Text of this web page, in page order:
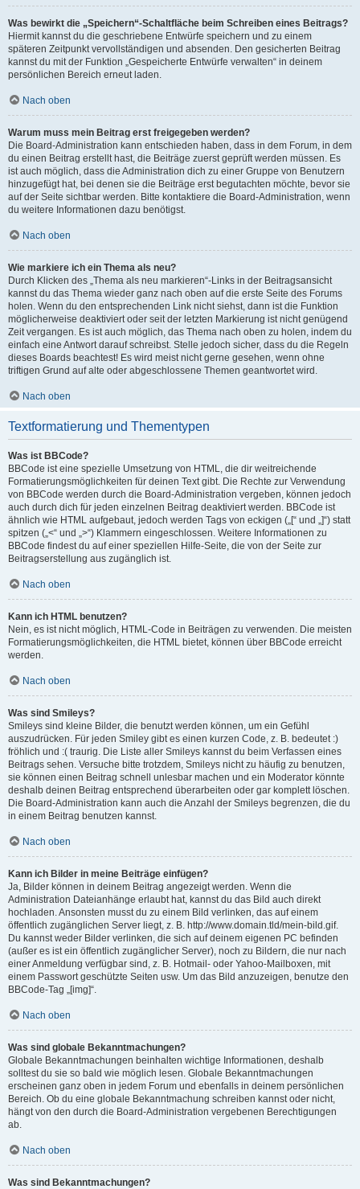
Was bewirkt die „Speichern“-Schaltfläche beim Schreiben eines Beitrags?
Hiermit kannst du die geschriebene Entwürfe speichern und zu einem
späteren Zeitpunkt vervollständigen und absenden. Den gesicherten Beitrag
kannst du mit der Funktion „Gespeicherte Entwürfe verwalten“ in deinem
persönlichen Bereich erneut laden.
Nach oben
Warum muss mein Beitrag erst freigegeben werden?
Die Board-Administration kann entschieden haben, dass in dem Forum, in dem
du einen Beitrag erstellt hast, die Beiträge zuerst geprüft werden müssen. Es
ist auch möglich, dass die Administration dich zu einer Gruppe von Benutzern
hinzugefügt hat, bei denen sie die Beiträge erst begutachten möchte, bevor sie
auf der Seite sichtbar werden. Bitte kontaktiere die Board-Administration, wenn
du weitere Informationen dazu benötigst.
Nach oben
Wie markiere ich ein Thema als neu?
Durch Klicken des „Thema als neu markieren“-Links in der Beitragsansicht
kannst du das Thema wieder ganz nach oben auf die erste Seite des Forums
holen. Wenn du den entsprechenden Link nicht siehst, dann ist die Funktion
möglicherweise deaktiviert oder seit der letzten Markierung ist nicht genügend
Zeit vergangen. Es ist auch möglich, das Thema nach oben zu holen, indem du
einfach eine Antwort darauf schreibst. Stelle jedoch sicher, dass du die Regeln
dieses Boards beachtest! Es wird meist nicht gerne gesehen, wenn ohne
triftigen Grund auf alte oder abgeschlossene Themen geantwortet wird.
Nach oben
Textformatierung und Thementypen
Was ist BBCode?
BBCode ist eine spezielle Umsetzung von HTML, die dir weitreichende
Formatierungsmöglichkeiten für deinen Text gibt. Die Rechte zur Verwendung
von BBCode werden durch die Board-Administration vergeben, können jedoch
auch durch dich für jeden einzelnen Beitrag deaktiviert werden. BBCode ist
ähnlich wie HTML aufgebaut, jedoch werden Tags von eckigen („[“ und „]“) statt
spitzen („<“ und „>“) Klammern eingeschlossen. Weitere Informationen zu
BBCode findest du auf einer speziellen Hilfe-Seite, die von der Seite zur
Beitragserstellung aus zugänglich ist.
Nach oben
Kann ich HTML benutzen?
Nein, es ist nicht möglich, HTML-Code in Beiträgen zu verwenden. Die meisten
Formatierungsmöglichkeiten, die HTML bietet, können über BBCode erreicht
werden.
Nach oben
Was sind Smileys?
Smileys sind kleine Bilder, die benutzt werden können, um ein Gefühl
auszudrücken. Für jeden Smiley gibt es einen kurzen Code, z. B. bedeutet :)
fröhlich und :( traurig. Die Liste aller Smileys kannst du beim Verfassen eines
Beitrags sehen. Versuche bitte trotzdem, Smileys nicht zu häufig zu benutzen,
sie können einen Beitrag schnell unlesbar machen und ein Moderator könnte
deshalb deinen Beitrag entsprechend überarbeiten oder gar komplett löschen.
Die Board-Administration kann auch die Anzahl der Smileys begrenzen, die du
in einem Beitrag benutzen kannst.
Nach oben
Kann ich Bilder in meine Beiträge einfügen?
Ja, Bilder können in deinem Beitrag angezeigt werden. Wenn die
Administration Dateianhänge erlaubt hat, kannst du das Bild auch direkt
hochladen. Ansonsten musst du zu einem Bild verlinken, das auf einem
öffentlich zugänglichen Server liegt, z. B. http://www.domain.tld/mein-bild.gif.
Du kannst weder Bilder verlinken, die sich auf deinem eigenen PC befinden
(außer es ist ein öffentlich zugänglicher Server), noch zu Bildern, die nur nach
einer Anmeldung verfügbar sind, z. B. Hotmail- oder Yahoo-Mailboxen, mit
einem Passwort geschützte Seiten usw. Um das Bild anzuzeigen, benutze den
BBCode-Tag „[img]“.
Nach oben
Was sind globale Bekanntmachungen?
Globale Bekanntmachungen beinhalten wichtige Informationen, deshalb
solltest du sie so bald wie möglich lesen. Globale Bekanntmachungen
erscheinen ganz oben in jedem Forum und ebenfalls in deinem persönlichen
Bereich. Ob du eine globale Bekanntmachung schreiben kannst oder nicht,
hängt von den durch die Board-Administration vergebenen Berechtigungen
ab.
Nach oben
Was sind Bekanntmachungen?